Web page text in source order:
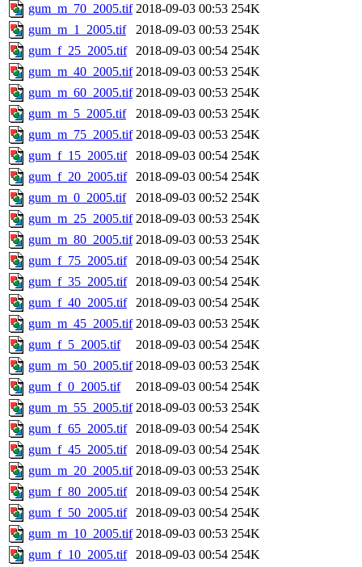
gum_m_70_2005.tif 2018-09-03 00:53 254K
gum_m_1_2005.tif
2018-09-03 00:53 254K
gum_f_25_2005.tif
2018-09-03 00:54 254K
gum_m_40_2005.tif 2018-09-03 00:53 254K
gum_m_60_2005.tif 2018-09-03 00:53 254K
gum_m_5_2005.tif
2018-09-03 00:53 254K
gum_m_75_2005.tif 2018-09-03 00:53 254K
gum_f_15_2005.tif
2018-09-03 00:54 254K
gum_f_20_2005.tif
2018-09-03 00:54 254K
gum_m_0_2005.tif
2018-09-03 00:52 254K
gum_m_25_2005.tif 2018-09-03 00:53 254K
gum_m_80_2005.tif 2018-09-03 00:53 254K
gum_f_75_2005.tif
2018-09-03 00:54 254K
gum_f_35_2005.tif
2018-09-03 00:54 254K
gum_f_40_2005.tif
2018-09-03 00:54 254K
gum_m_45_2005.tif 2018-09-03 00:53 254K
gum_f_5_2005.tif
2018-09-03 00:54 254K
gum_m_50_2005.tif 2018-09-03 00:53 254K
gum_f_0_2005.tif
2018-09-03 00:54 254K
gum_m_55_2005.tif 2018-09-03 00:53 254K
gum_f_65_2005.tif
2018-09-03 00:54 254K
gum_f_45_2005.tif
2018-09-03 00:54 254K
gum_m_20_2005.tif 2018-09-03 00:53 254K
gum_f_80_2005.tif
2018-09-03 00:54 254K
gum_f_50_2005.tif
2018-09-03 00:54 254K
gum_m_10_2005.tif 2018-09-03 00:53 254K
gum_f_10_2005.tif
2018-09-03 00:54 254K